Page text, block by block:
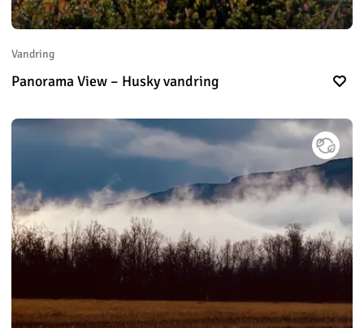
Vandring
Panorama View – Husky vandring